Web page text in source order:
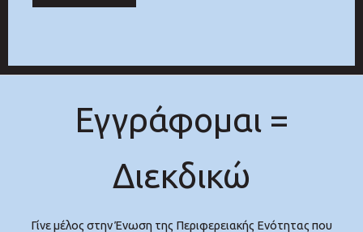
Εγγράφομαι =
Διεκδικώ
Γίνε μέλος στην Ένωση της Περιφερειακής Ενότητας που